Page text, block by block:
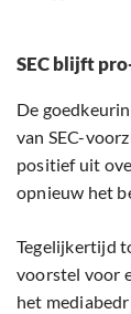
SEC blijft
De
van SEC-
positief uit
opnieuw het
Tegelijkertijd
voorstel voor
het